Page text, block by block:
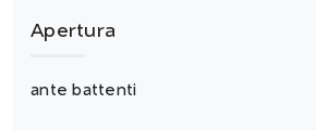
Apertura
ante battenti